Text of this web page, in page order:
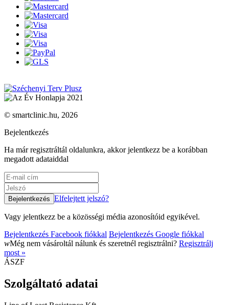
© smartclinic.hu, 2026
Bejelentkezés
Ha már regisztráltál oldalunkra, akkor jelentkezz be a korábban
megadott adataiddal
Elfelejtett jelszó?
Vagy jelentkezz be a közösségi média azonosítóid egyikével.
Bejelentkezés Facebook fiókkal Bejelentkezés Google fiókkal
wMég nem vásároltál nálunk és szeretnél regisztrálni? Regisztrálj
most »
ÁSZF
Szolgáltató adatai